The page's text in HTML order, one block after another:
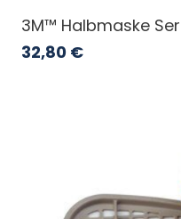
3M™ Halbmaske
32,80 €